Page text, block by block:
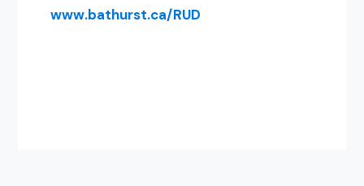
www.bathurst.ca/RUD